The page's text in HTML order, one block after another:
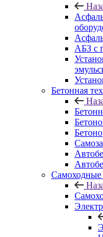
АБЗ с
Бетонная